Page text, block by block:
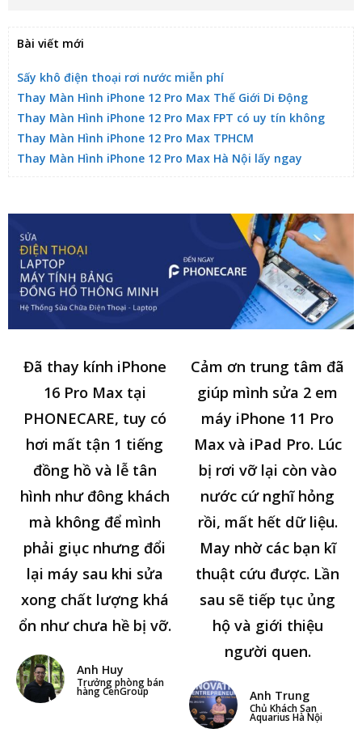
Bài viết mới
Sấy khô điện thoại rơi nước miễn phí
Thay Màn Hình iPhone 12 Pro Max Thế Giới Di Động
Thay Màn Hình iPhone 12 Pro Max FPT có uy tín không
Thay Màn Hình iPhone 12 Pro Max TPHCM
Thay Màn Hình iPhone 12 Pro Max Hà Nội lấy ngay
Đã thay kính iPhone
16 Pro Max tại
PHONECARE, tuy có
hơi mất tận 1 tiếng
đồng hồ và lễ tân
hình như đông khách
mà không để mình
phải giục nhưng đổi
lại máy sau khi sửa
xong chất lượng khá
ổn như chưa hề bị vỡ.
Anh Huy
Trưởng phòng bán
hàng CenGroup
Cảm ơn trung tâm đã
giúp mình sửa 2 em
máy iPhone 11 Pro
Max và iPad Pro. Lúc
bị rơi vỡ lại còn vào
nước cứ nghĩ hỏng
rồi, mất hết dữ liệu.
May nhờ các bạn kĩ
thuật cứu được. Lần
sau sẽ tiếp tục ủng
hộ và giới thiệu
người quen.
Anh Trung
Chủ Khách Sạn
Aquarius Hà Nội